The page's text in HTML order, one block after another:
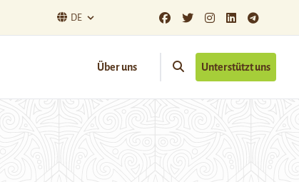
DE
Über uns Unterstützt uns